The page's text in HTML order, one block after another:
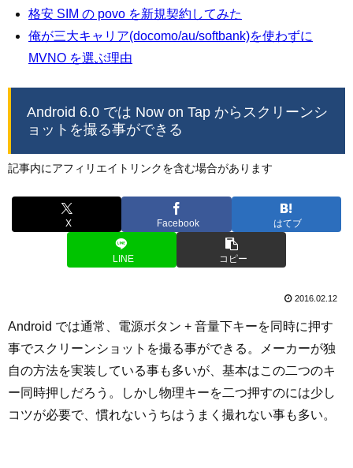
格安 SIM の povo を新規契約してみた
俺が三大キャリア(docomo/au/softbank)を使わずに
MVNO を選ぶ理由
Android 6.0 では Now on Tap からスクリーンシ
ョットを撮る事ができる
記事内にアフィリエイトリンクを含む場合があります
X Facebook はてブ
LINE コピー
2016.02.12
Android では通常、電源ボタン + 音量下キーを同時に押す
事でスクリーンショットを撮る事ができる。メーカーが独
自の方法を実装している事も多いが、基本はこの二つのキ
ー同時押しだろう。しかし物理キーを二つ押すのには少し
コツが必要で、慣れないうちはうまく撮れない事も多い。